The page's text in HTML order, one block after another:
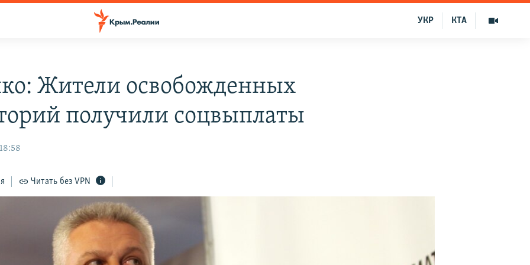
КТА
УКР
Жители освобожденных
получили соцвыплаты
Читать без VPN